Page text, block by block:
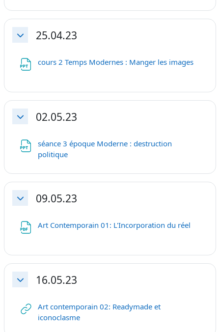
Replier25.04.23
cours 2 Temps Modernes : Manger les imagesFichier
Replier02.05.23
séance 3 époque Moderne : destruction
politique
Replier09.05.23
Art Contemporain 01: L'Incorporation du réel
Replier16.05.23
Art contemporain 02: Readymade et
iconoclasmeURL